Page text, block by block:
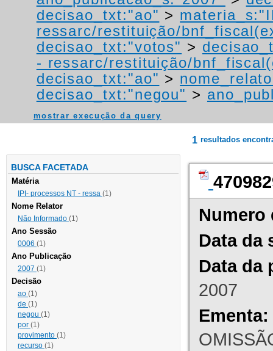
decisao_txt:"ao" >
ressarc/restituição/
decisao_txt:"votos" >
- ressarc/restituição/
decisao_txt:"ao" >
decisao_txt:"negou" >
mostrar execução da query
BUSCA FACETADA
Matéria
IPI- processos NT - ressa (1)
Nome Relator
Não Informado (1)
Ano Sessão
0006 (1)
Ano Publicação
2007 (1)
Decisão
ao (1)
de (1)
negou (1)
por (1)
provimento (1)
recurso (1)
1 resultados
Numero
Data da
Data da
2007
Ementa: